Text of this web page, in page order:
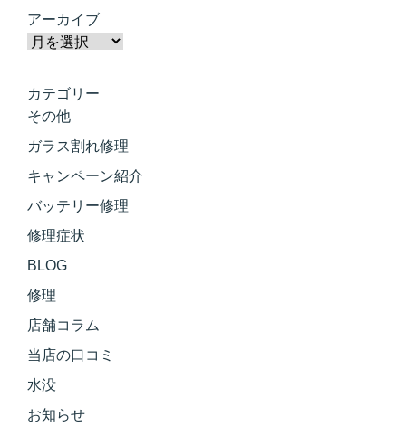
アーカイブ
カテゴリー
その他
ガラス割れ修理
キャンペーン紹介
バッテリー修理
修理症状
BLOG
修理
店舗コラム
当店の口コミ
水没
お知らせ